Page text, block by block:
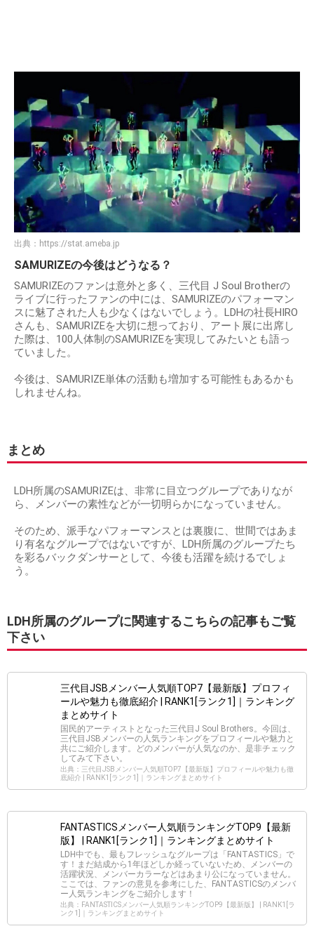
出典： https://stat.ameba.jp
SAMURIZEの今後はどうなる？
SAMURIZEのファンは意外と多く、三代目 J Soul Brotherの
ライブに行ったファンの中には、SAMURIZEのパフォーマン
スに魅了された人も少なくはないでしょう。LDHの社長HIRO
さんも、SAMURIZEを大切に想っており、アート展に出席し
た際は、100人体制のSAMURIZEを実現してみたいとも語っ
ていました。
今後は、SAMURIZE単体の活動も増加する可能性もあるかも
しれませんね。
まとめ
LDH所属のSAMURIZEは、非常に目立つグループでありなが
ら、メンバーの素性などが一切明らかになっていません。
そのため、派手なパフォーマンスとは裏腹に、世間ではあま
り有名なグループではないですが、LDH所属のグループたち
を彩るバックダンサーとして、今後も活躍を続けるでしょ
う。
LDH所属のグループに関連するこちらの記事もご覧
下さい
三代目JSBメンバー人気順TOP7【最新版】プロフィ
ールや魅力も徹底紹介 | RANK1[ランク1]｜ランキング
まとめサイト
国民的アーティストとなった三代目J Soul Brothers。今回は、
三代目JSBメンバーの人気ランキングをプロフィールや魅力と
共にご紹介します。どのメンバーが人気なのか、是非チェック
してみて下さい。
出典：三代目JSBメンバー人気順TOP7【最新版】プロフィールや魅力も徹
底紹介 | RANK1[ランク1]｜ランキングまとめサイト
FANTASTICSメンバー人気順ランキングTOP9【最新
版】 | RANK1[ランク1]｜ランキングまとめサイト
LDH中でも、最もフレッシュなグループは「FANTASTICS」で
す！まだ結成から1年ほどしか経っていないため、メンバーの
活躍状況、メンバーカラーなどはあまり公になっていません。
ここでは、ファンの意見を参考にした、FANTASTICSのメンバ
ー人気ランキングをご紹介します！
出典：FANTASTICSメンバー人気順ランキングTOP9【最新版】 | RANK1[ラ
ンク1]｜ランキングまとめサイト